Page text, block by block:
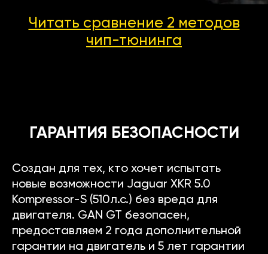
Читать сравнение 2 методов
чип-тюнинга
ГАРАНТИЯ БЕЗОПАСНОСТИ
Создан для тех, кто хочет испытать
новые возможности Jaguar XKR 5.0
Kompressor-S (510л.с.) без вреда для
двигателя. GAN GT безопасен,
предоставляем 2 года дополнительной
гарантии на двигатель и 5 лет гарантии